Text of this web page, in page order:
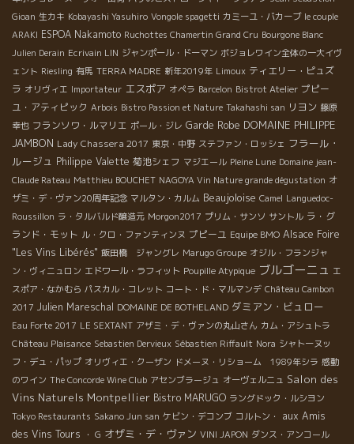
Gioan 生カキ Kobayashi Yasuhiro Vongole spagetti カミーユ・バカーブ le couple
ARAKI ESPOA Nakamoto Ruchottes Chamertin Grand Cru Bourgone Blanc
Julien Derain Ecrivain LIN ジャンポール・ドーマン ボジョレワイン全体の一大イヴ
ェント Riesling 有馬 TERRA MADRE 新年2019年 Limoux ティエリー・ピュズ
ラ オリヴィエ Importateur エスポア オペラ Barcelon Bistrot Atelier プピー
ユ・アティピック Arbois Bistro Passion et Nature Takahashi san リヨン 藤原
幸也 フランソワ・ルマリエ ポール・ジレ Garde Robe DOMAINE PHILIPPE
JAMBON Lady Chassera 2017 東京・中野 ステファン・ロッシェ フラール・
ルージュ Philippe Valette 菊池シェフ マジエール Pleine Lune Domaine jean-
Claude Rateau Matthieu BOUCHET NAGOYA Vin Nature grande dégustation オ
ザミ・デ・ヴァン20周年記念 マルタン・カルム Beaujoloise Camel Languedoc-
Roussillon ラ・タルバルド醸造元 Morgon2017 プリム・サンソ サントル ラ・グ
ランド・モット ル・クロ・ファンティンヌ プピーユ Equipe BMO Alsace Foire
"Les Vins Libérés" 飯田橋 ジャングレ Marugo Groupe オジル・フランジャ
ン・ヴィニュロン エドワール・ラフィット Poupille Atypique ブルゴーニュ エ
スポア・なかむら パスカル・コレット コート・ド・マルマンデ Château Cambon
2017 Julien Mareschal DOMAINE DE BOTHELAND ダミアン・ビュロー
Eau Forte 2017 LE SEXTANT アザミ・デ・ヴァンの丸山さん カム・アシュトラ
Château Plaisance Sebastien Dervieux Sébastien Riffault Nora シャトーヌッ
フ・デュ・パップ オリヴィエ・クーザン ドメーヌ・リショーム 1989年シラ 感動
のワイン The Concorde Wine Club アセンブラージュ オーヴェルニュ Salon des
Vins Naturels Montpellier Bistro MARUGO ラングドック・ルシヨン
Tokyo Restaurants Sakano Jun san ケビン・デコンブ コルトン・
aux Amis
des Vins Tours
・ G オザミ・デ・ヴァン VINI JAPON ダンス・アンコール